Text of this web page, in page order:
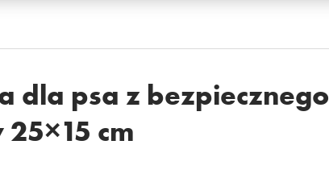
dla psa z bezpiecznego
cm